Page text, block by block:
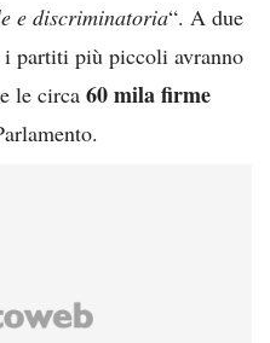
e discriminatoria“. A due
partiti più piccoli avranno
le circa 60 mila firme